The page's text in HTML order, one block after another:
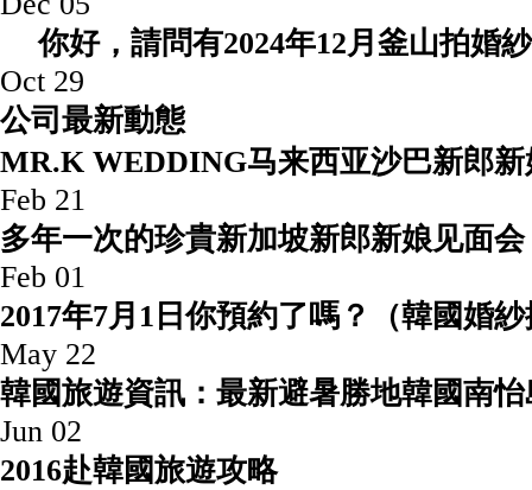
你好，請問有2024年12月釜山拍婚
Oct 29
公司最新動態
MR.K WEDDING马来西亚沙巴新
Feb 21
多年一次的珍貴新加坡新郎新娘见面
Feb 01
2017年7月1日你預約了嗎？（韓國婚
May 22
韓國旅遊資訊：最新避暑勝地韓國
Jun 02
2016赴韓國旅遊攻